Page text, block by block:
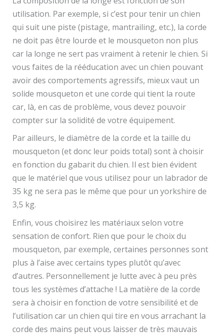
utilisation. Par exemple, si c’est pour tenir un chien
qui suit une piste (pistage, mantrailing, etc.), la corde
ne doit pas être lourde et le mousqueton non plus
car la longe ne sert pas vraiment à retenir le chien. Si
vous faites de la rééducation avec un chien pouvant
avoir des comportements agressifs, mieux vaut un
solide mousqueton et une corde qui tient la route
car, là, en cas de problème, vous devez pouvoir
compter sur la solidité de votre équipement.
Par ailleurs, le diamètre de la corde et la taille du
mousqueton (et donc leur poids total) sont à choisir
en fonction du gabarit du chien. Il est bien évident
que le matériel que vous utilisez pour un labrador de
35 kg ne sera pas le même que pour un yorkshire de
3,5 kg.
Enfin, vous choisirez les matériaux selon votre
sensation de confort. Rien que pour le choix du
mousqueton, par exemple, certaines personnes sont
plus à l’aise avec certains types plutôt qu’avec
d’autres. Personnellement je lutte avec à peu près
tous les systèmes d’attache ! La matière de la corde
sera à choisir en fonction de votre sensibilité et de
l’utilisation car un chien qui tire en vous arrachant la
corde des mains peut vous laisser de très mauvais